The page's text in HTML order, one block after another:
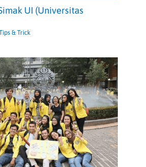
UI (Universitas
& Trick